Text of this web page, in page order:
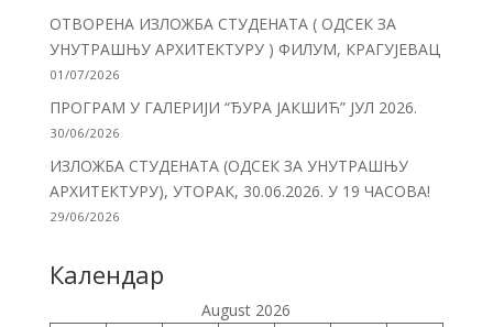
ОТВОРЕНА ИЗЛОЖБА СТУДЕНАТА ( ОДСЕК ЗА
УНУТРАШЊУ АРХИТЕКТУРУ ) ФИЛУМ, КРАГУЈЕВАЦ
01/07/2026
ПРОГРАМ У ГАЛЕРИЈИ “ЂУРА ЈАКШИЋ” ЈУЛ 2026.
30/06/2026
ИЗЛОЖБА СТУДЕНАТА (ОДСЕК ЗА УНУТРАШЊУ
АРХИТЕКТУРУ), УТОРАК, 30.06.2026. У 19 ЧАСОВА!
29/06/2026
Календар
August 2026